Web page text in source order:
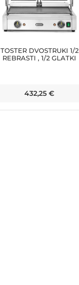
TOSTER DVOSTRUKI 1/2
REBRASTI , 1/2 GLATKI
432,25 €